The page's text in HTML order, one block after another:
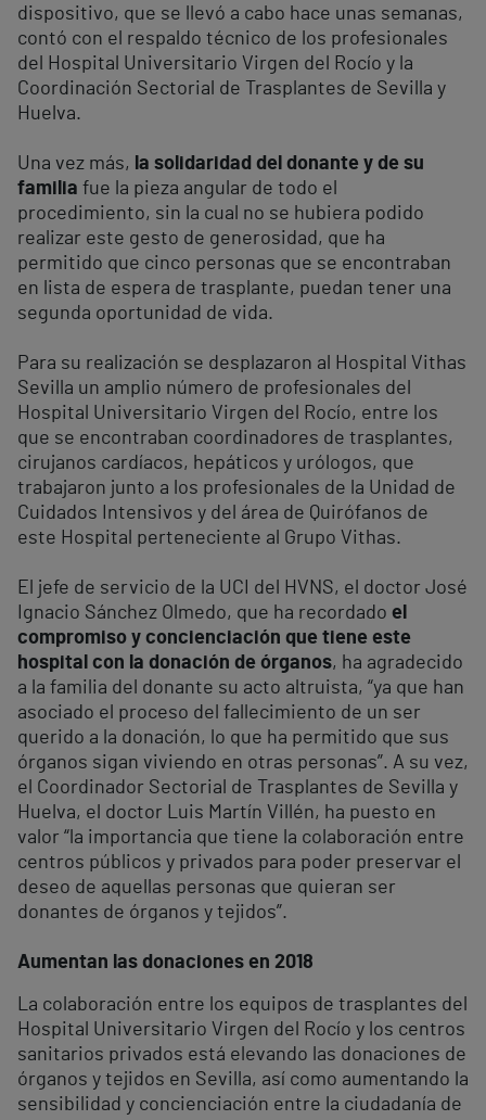
dispositivo, que se llevó a cabo hace unas semanas,
contó con el respaldo técnico de los profesionales
del Hospital Universitario Virgen del Rocío y la
Coordinación Sectorial de Trasplantes de Sevilla y
Huelva.
Una vez más, la solidaridad del donante y de su
familia fue la pieza angular de todo el
procedimiento, sin la cual no se hubiera podido
realizar este gesto de generosidad, que ha
permitido que cinco personas que se encontraban
en lista de espera de trasplante, puedan tener una
segunda oportunidad de vida.
Para su realización se desplazaron al Hospital Vithas
Sevilla un amplio número de profesionales del
Hospital Universitario Virgen del Rocío, entre los
que se encontraban coordinadores de trasplantes,
cirujanos cardíacos, hepáticos y urólogos, que
trabajaron junto a los profesionales de la Unidad de
Cuidados Intensivos y del área de Quirófanos de
este Hospital perteneciente al Grupo Vithas.
El jefe de servicio de la UCI del HVNS, el doctor José
Ignacio Sánchez Olmedo, que ha recordado el
compromiso y concienciación que tiene este
hospital con la donación de órganos, ha agradecido
a la familia del donante su acto altruista, “ya que han
asociado el proceso del fallecimiento de un ser
querido a la donación, lo que ha permitido que sus
órganos sigan viviendo en otras personas”. A su vez,
el Coordinador Sectorial de Trasplantes de Sevilla y
Huelva, el doctor Luis Martín Villén, ha puesto en
valor “la importancia que tiene la colaboración entre
centros públicos y privados para poder preservar el
deseo de aquellas personas que quieran ser
donantes de órganos y tejidos”.
Aumentan las donaciones en 2018
La colaboración entre los equipos de trasplantes del
Hospital Universitario Virgen del Rocío y los centros
sanitarios privados está elevando las donaciones de
órganos y tejidos en Sevilla, así como aumentando la
sensibilidad y concienciación entre la ciudadanía de